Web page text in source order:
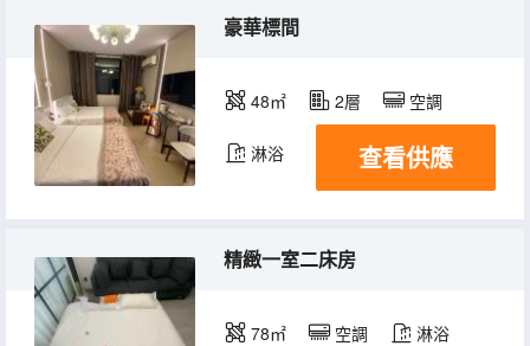
豪華標間
48㎡ 2層 空調
淋浴 查看供應
精緻一室二床房
78㎡ 空調 淋浴